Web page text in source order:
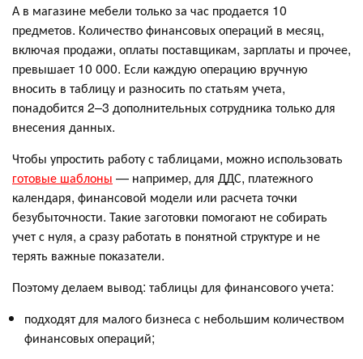
А в магазине мебели только за час продается 10
предметов. Количество финансовых операций в месяц,
включая продажи, оплаты поставщикам, зарплаты и прочее,
превышает 10 000. Если каждую операцию вручную
вносить в таблицу и разносить по статьям учета,
понадобится 2–3 дополнительных сотрудника только для
внесения данных.
Чтобы упростить работу с таблицами, можно использовать
готовые шаблоны — например, для ДДС, платежного
календаря, финансовой модели или расчета точки
безубыточности. Такие заготовки помогают не собирать
учет с нуля, а сразу работать в понятной структуре и не
терять важные показатели.
Поэтому делаем вывод: таблицы для финансового учета:
подходят для малого бизнеса с небольшим количеством
финансовых операций;